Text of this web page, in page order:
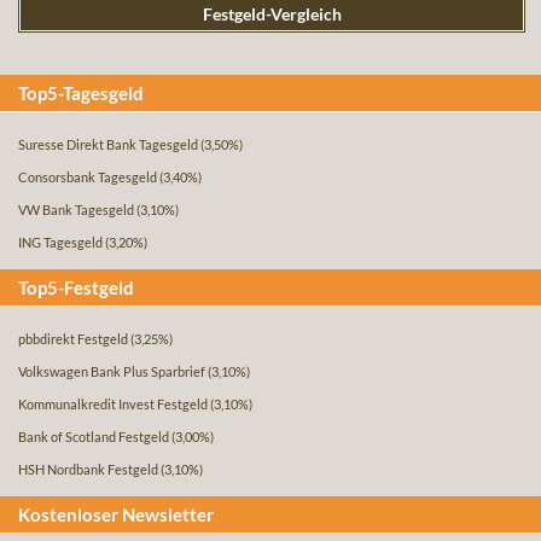
Festgeld-Vergleich
Top5-Tagesgeld
Suresse Direkt Bank Tagesgeld (3,50%)
Consorsbank Tagesgeld (3,40%)
VW Bank Tagesgeld (3,10%)
ING Tagesgeld (3,20%)
Top5-Festgeld
pbbdirekt Festgeld (3,25%)
Volkswagen Bank Plus Sparbrief(3,10%)
Kommunalkredit Invest Festgeld (3,10%)
Bank of Scotland Festgeld (3,00%)
HSH Nordbank Festgeld (3,10%)
Kostenloser Newsletter